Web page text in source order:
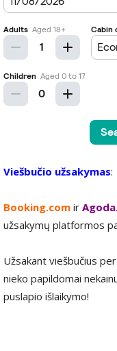
Viešbučio užsakymas:
Booking.com ir
užsakymų platformos
Užsakant viešbučius
nieko papildomai
puslapio išlaikymo!